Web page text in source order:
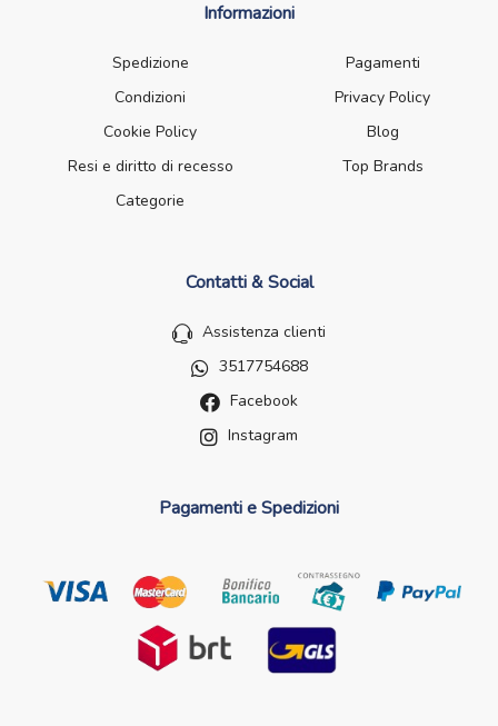
Informazioni
Spedizione
Pagamenti
Condizioni
Privacy Policy
Cookie Policy
Blog
Resi e diritto di recesso
Top Brands
Categorie
Contatti & Social
Assistenza clienti
3517754688
Facebook
Instagram
Pagamenti e Spedizioni